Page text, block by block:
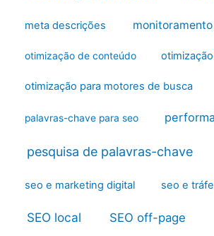
meta descrições monitoramento
otimização de conteúdo
otimização para motores de busca
palavras-chave para seo
pesquisa de palavras-chave
seo e marketing digital seo e
SEO local SEO off-page